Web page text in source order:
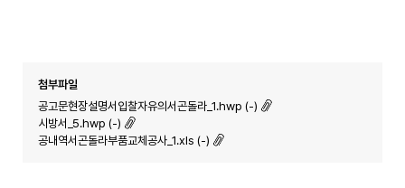
첨부파일
공고문현장설명서입찰자유의서곤돌라_1.hwp (-)
시방서_5.hwp (-)
공내역서곤돌라부품교체공사_1.xls (-)